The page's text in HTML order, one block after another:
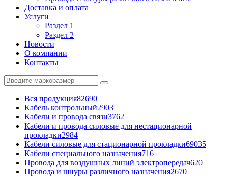
Доставка и оплата
Услуги
Раздел 1
Раздел 2
Новости
О компании
Контакты
Вся продукция82690
Кабель контрольный2903
Кабели и провода связи3762
Кабели и провода силовые для нестационарной
прокладки2984
Кабели силовые для стационарной прокладки69035
Кабели специального назначения716
Провода для воздушных линий электропередач620
Провода и шнуры различного назначения2670